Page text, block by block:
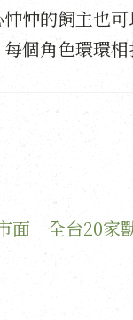
忡的飼主也
個角色環環
面 全台20家